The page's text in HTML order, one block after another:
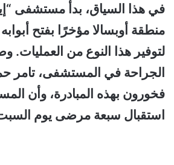
في هذا السياق، بدأ مستشفى
منطقة أوبسالا مؤخرًا بفتح
لتوفير هذا النوع من
الجراحة في المستشفى، تامر
فخورون بهذه المبادرة، وأن
استقبال سبعة مرضى يوم